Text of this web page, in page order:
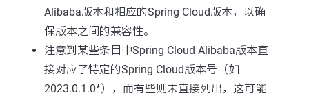
Alibaba版本和相应的Spring Cloud版本，以确
保版本之间的兼容性。
注意到某些条目中Spring Cloud Alibaba版本直
接对应了特定的Spring Cloud版本号（如
2023.0.1.0*），而有些则未直接列出，这可能